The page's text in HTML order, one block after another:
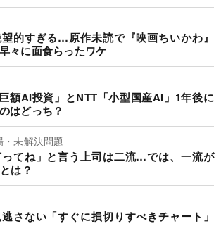
的すぎる…原作未読で『映画ちいかわ』
々に面食らったワケ
額AI投資」とNTT「小型国産AI」1年後に
はどっち？
未解決問題
てね」と言う上司は二流…では、一流が
は？
さない「すぐに損切りすべきチャート」